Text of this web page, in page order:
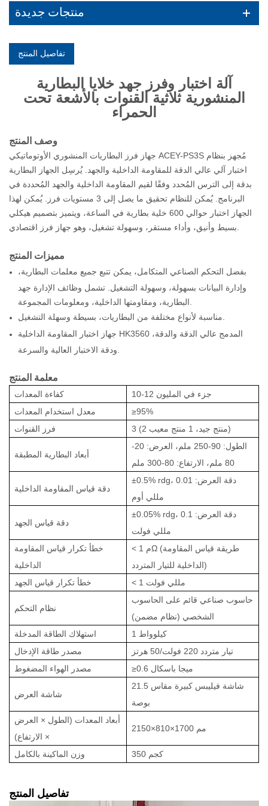
منتجات جديدة
تفاصيل المنتج
آلة اختبار وفرز جهد خلايا البطارية
المنشورية ثلاثية القنوات بالأشعة تحت
الحمراء
وصف المنتج
جهاز فرز البطاريات المنشوري الأوتوماتيكي ACEY-PS3S مُجهز بنظام
اختبار آلي عالي الدقة للمقاومة الداخلية والجهد. يُرسِل الجهاز البطارية
بدقة إلى الترس المُحدد وفقًا لقيم المقاومة الداخلية والجهد المُحددة في
البرنامج. يُمكن للنظام تحقيق ما يصل إلى 3 مستويات فرز. يُمكن لهذا
الجهاز اختبار حوالي 600 خلية بطارية في الساعة، ويتميز بتصميم هيكلي
مميزات المنتج
بفضل التحكم الصناعي المتكامل، يمكن تتبع جميع معلمات البطارية،
وإدارة البيانات بسهولة، وسهولة التشغيل. تشمل وظائف الإدارة جهد
جهاز اختبار المقاومة الداخلية HK3560 المدمج عالي الدقة والدقة،
معلمة المنتج
كفاءة المعدات
10-12 جزء في المليون
معدل استخدام المعدات
≥95%
فرز القنوات
3 (2 منتج جيد، 1 منتج معيب)
أبعاد البطارية المطبقة
الطول: 90-250 ملم، العرض: 20-
80 ملم، الارتفاع: 80-300 ملم
دقة قياس المقاومة الداخلية
±0.5% rdg، دقة العرض: 0.01
مللي أوم
دقة قياس الجهد
±0.05% rdg، دقة العرض: 0.1
مللي فولت
خطأ تكرار قياس المقاومة
الداخلية
< 1 مΩ (طريقة قياس المقاومة
الداخلية للتيار المتردد)
خطأ تكرار قياس الجهد
< 1 مللي فولت
نظام التحكم
حاسوب صناعي قائم على الحاسوب
الشخصي (نظام مضمن)
استهلاك الطاقة المدخلة
1 كيلوواط
مصدر طاقة الإدخال
تيار متردد 220 فولت/50 هرتز
مصدر الهواء المضغوط
≥0.6 ميجا باسكال
شاشة العرض
شاشة فيليبس كبيرة مقاس 21.5
بوصة
أبعاد المعدات (الطول × العرض
× الارتفاع)
2150×810×1700 مم
وزن الماكينة بالكامل 350 كجم
تفاصيل المنتج